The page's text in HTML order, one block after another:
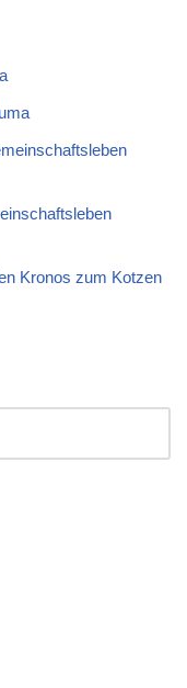
Kronos zum Kotzen